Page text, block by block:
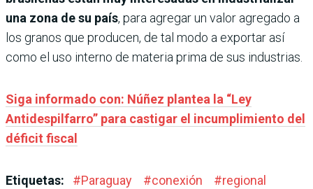
una zona de su país, para agregar un valor agregado a
los granos que producen, de tal modo a exportar así
como el uso interno de materia prima de sus industrias.
Siga informado con: Núñez plantea la “Ley
Antidespilfarro” para castigar el incumplimiento del
déficit fiscal
Etiquetas: #Paraguay #conexión #regional